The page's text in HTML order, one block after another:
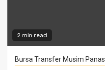
2 min read
Bursa Transfer Musim Panas